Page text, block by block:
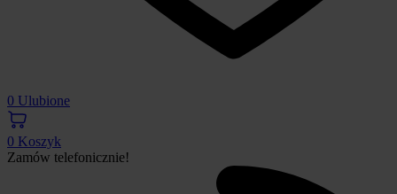
0 Ulubione
0 Koszyk
Zamów telefonicznie!